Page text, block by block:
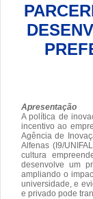
Apresentação
A política de
incentivo ao
Agência de
Alfenas (I9/
cultura
desenvolve um
ampliando o
universidade, e
e privado pode